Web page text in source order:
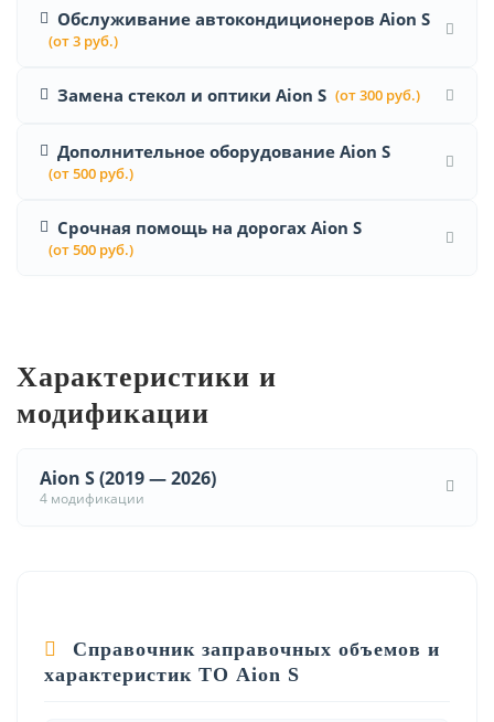
Обслуживание автокондиционеров Aion S
(от 3 руб.)
Замена стекол и оптики Aion S (от 300 руб.)
Дополнительное оборудование Aion S
(от 500 руб.)
Срочная помощь на дорогах Aion S
(от 500 руб.)
Характеристики и
модификации
Aion S (2019 — 2026)
4 модификации
Справочник заправочных объемов и
характеристик ТО Aion S